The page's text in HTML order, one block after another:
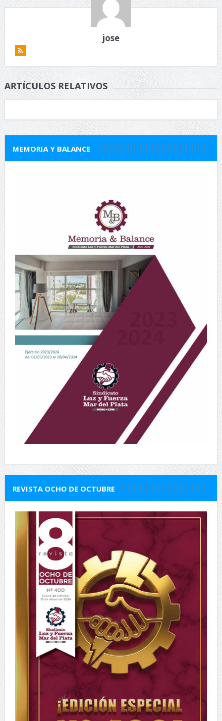
jose
ARTÍCULOS RELATIVOS
MEMORIA Y BALANCE
REVISTA OCHO DE OCTUBRE